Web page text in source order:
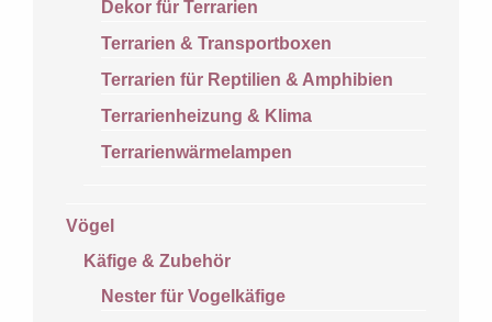
Dekor für Terrarien
Terrarien & Transportboxen
Terrarien für Reptilien & Amphibien
Terrarienheizung & Klima
Terrarienwärmelampen
Vögel
Käfige & Zubehör
Nester für Vogelkäfige